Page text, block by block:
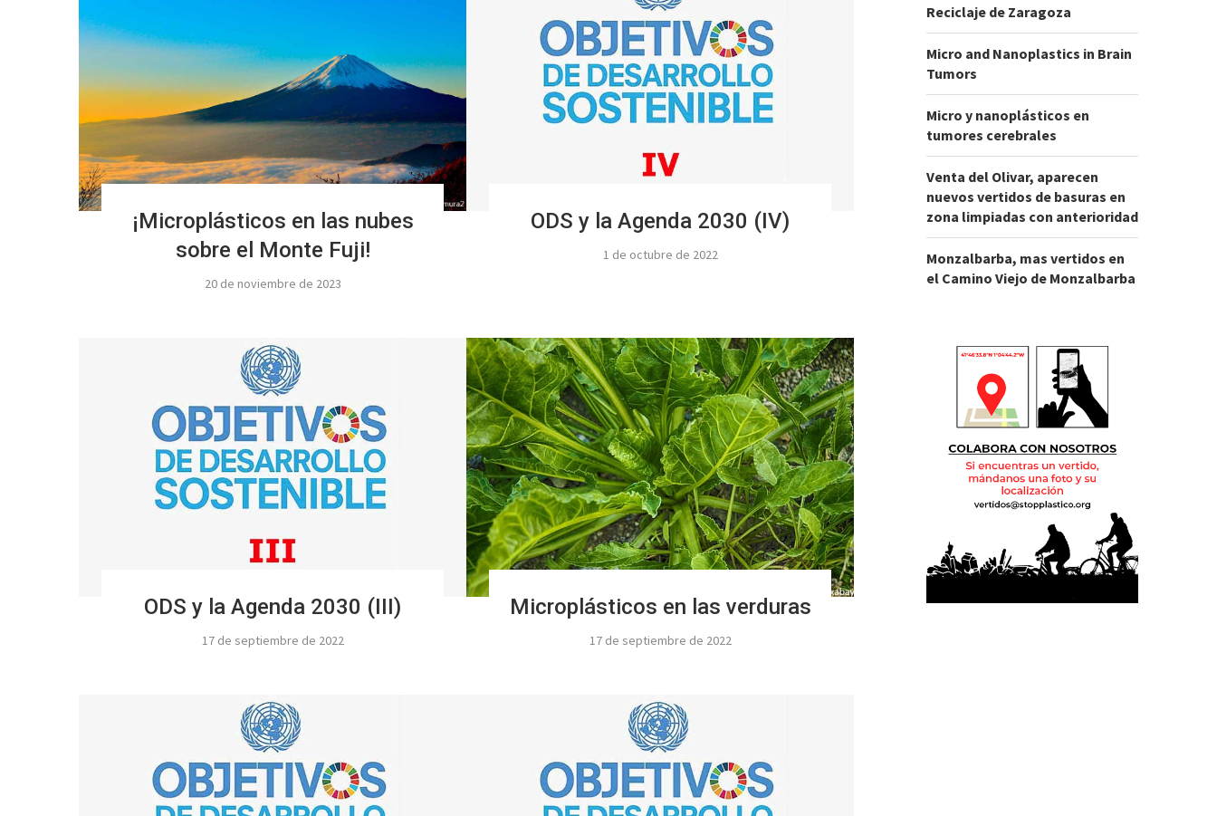
¡Microplásticos en las nubes
sobre el Monte Fuji!
20 de noviembre de 2023
ODS y la Agenda 2030 (IV)
1 de octubre de 2022
ODS y la Agenda 2030 (III)
17 de septiembre de 2022
Microplásticos en las verduras
17 de septiembre de 2022
Reciclaje de Zaragoza
Micro and Nanoplastics in Brain
Tumors
Micro y nanoplásticos en
tumores cerebrales
Venta del Olivar, aparecen
nuevos vertidos de basuras en
zona limpiadas con anterioridad
Monzalbarba, mas vertidos en
el Camino Viejo de Monzalbarba